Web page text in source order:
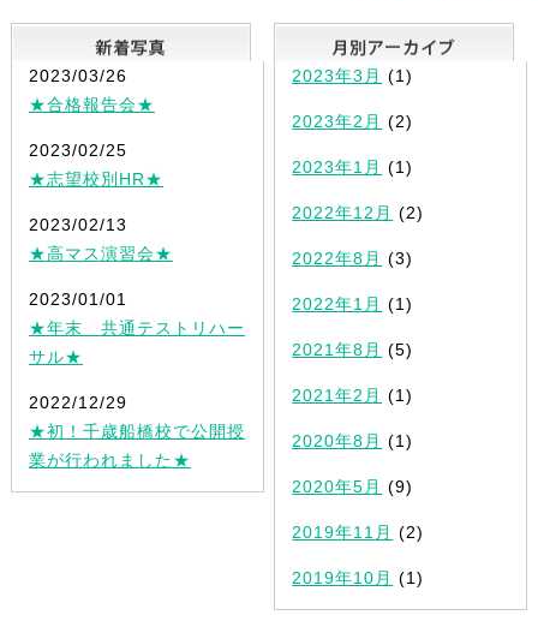
新着写真
2023/03/26
★合格報告会★
2023/02/25
★志望校別HR★
2023/02/13
★高マス演習会★
2023/01/01
★年末 共通テストリハー
サル★
2022/12/29
★初！千歳船橋校で公開授
業が行われました★
2023年3月 (1)
2023年2月 (2)
2023年1月 (1)
2022年12月 (2)
2022年8月 (3)
2022年1月 (1)
2021年8月 (5)
2021年2月 (1)
2020年8月 (1)
2020年5月 (9)
2019年11月 (2)
2019年10月 (1)